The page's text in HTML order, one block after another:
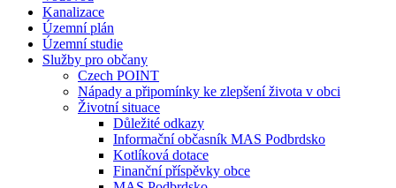
Kanalizace
Územní plán
Územní studie
Služby pro občany
Czech POINT
Nápady a připomínky ke zlepšení života v obci
Životní situace
Důležité odkazy
Informační občasník MAS Podbrdsko
Kotlíková dotace
Finanční příspěvky obce